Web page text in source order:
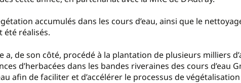
accumulés dans les cours d’eau, ainsi que le
été réalisés.
a, de son côté, procédé à la plantation de plusieurs milliers
d’herbacées dans les bandes riveraines des cours d’eau
afin de faciliter et d’accélérer le processus de